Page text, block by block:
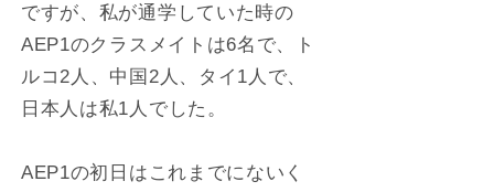
ですが、私が通学していた時の
AEP1のクラスメイトは6名で、ト
ルコ2人、中国2人、タイ1人で、
日本人は私1人でした。
AEP1の初日はこれまでにないく